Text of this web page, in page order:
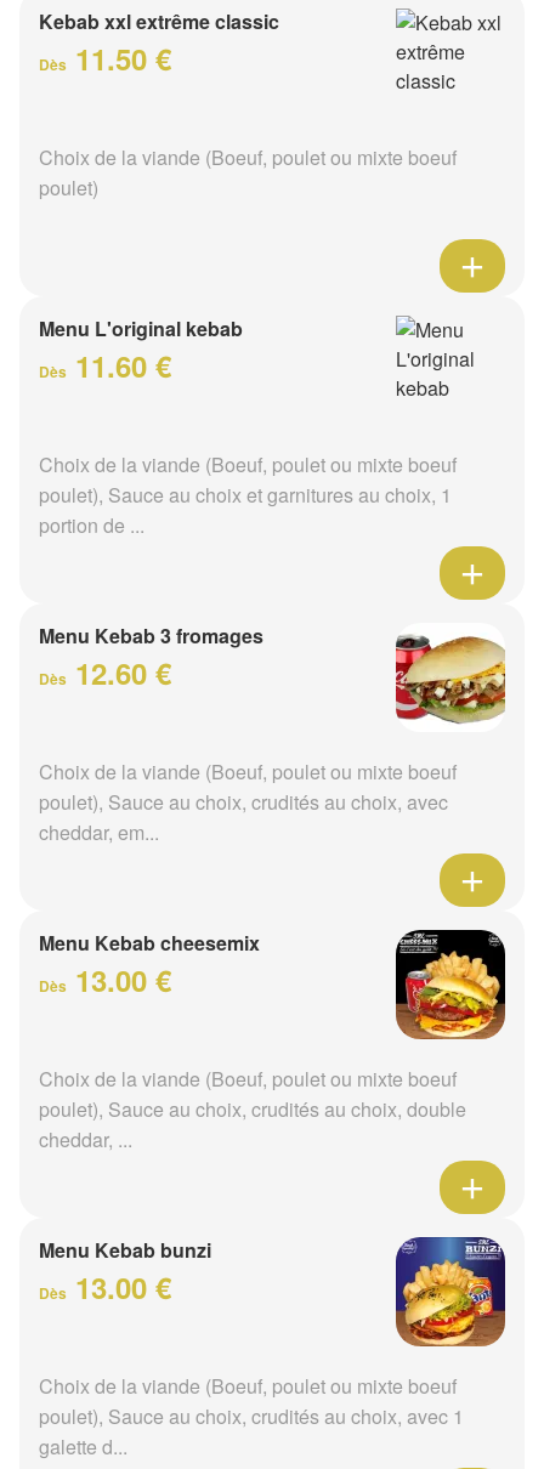
Kebab xxl extrême classic
Dès 11.50 €
Choix de la viande (Boeuf, poulet ou mixte boeuf
poulet)
Menu L'original kebab
Dès 11.60 €
Choix de la viande (Boeuf, poulet ou mixte boeuf
poulet), Sauce au choix et garnitures au choix, 1
portion de ...
Menu Kebab 3 fromages
Dès 12.60 €
Choix de la viande (Boeuf, poulet ou mixte boeuf
poulet), Sauce au choix, crudités au choix, avec
cheddar, em...
Menu Kebab cheesemix
Dès 13.00 €
Choix de la viande (Boeuf, poulet ou mixte boeuf
poulet), Sauce au choix, crudités au choix, double
cheddar, ...
Menu Kebab bunzi
Dès 13.00 €
Choix de la viande (Boeuf, poulet ou mixte boeuf
poulet), Sauce au choix, crudités au choix, avec 1
galette d...